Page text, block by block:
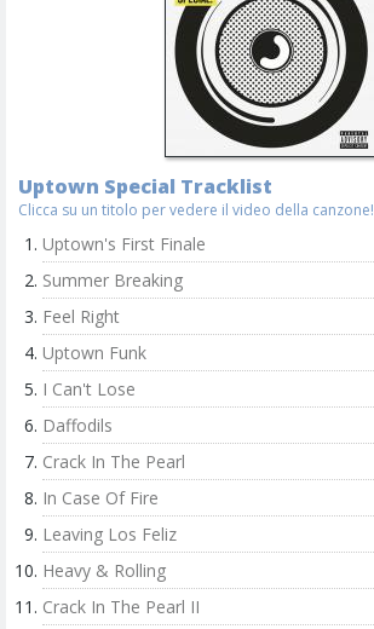
Uptown Special Tracklist
Clicca su un titolo per vedere il video della canzone!
Uptown's First Finale
Summer Breaking
Feel Right
Uptown Funk
I Can't Lose
Daffodils
Crack In The Pearl
In Case Of Fire
Leaving Los Feliz
Heavy & Rolling
Crack In The Pearl II